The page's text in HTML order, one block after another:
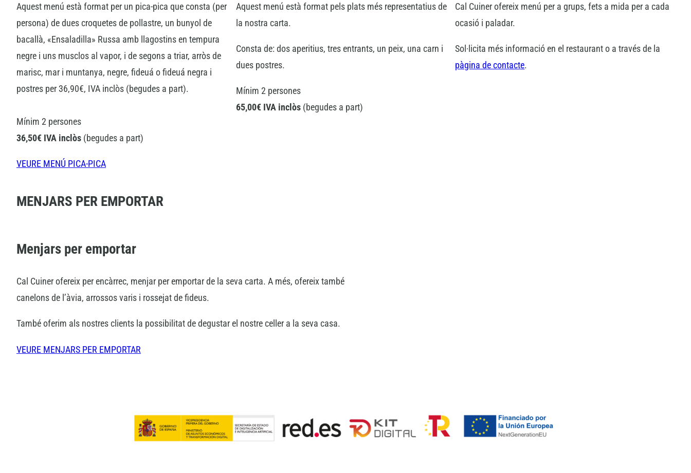
Aquest menú està format per un pica-pica que consta (per
persona) de dues croquetes de pollastre, un bunyol de
bacallà, «Ensaladilla» Russa amb llagostins en tempura
negre i uns musclos al vapor, i de segons a triar, arròs de
marisc, mar i muntanya, negre, fideuá o fideuá negra i
postres per 36,90€, IVA inclòs (begudes a part).
Mínim 2 persones
36,50€ IVA inclòs (begudes a part)
VEURE MENÚ PICA-PICA
Aquest menú està format pels plats més representatius de
la nostra carta.
Consta de: dos aperitius, tres entrants, un peix, una carn i
dues postres.
Mínim 2 persones
65,00€ IVA inclòs (begudes a part)
Cal Cuiner ofereix menú per a grups, fets a mida per a cada
ocasió i paladar.
Sol·licita més informació en el restaurant o a través de la
pàgina de contacte.
MENJARS PER EMPORTAR
Menjars per emportar
Cal Cuiner ofereix per encàrrec, menjar per emportar de la seva carta. A més, ofereix també
canelons de l’àvia, arrossos varis i rossejat de fideus.
També oferim als nostres clients la possibilitat de degustar el nostre celler a la seva casa.
VEURE MENJARS PER EMPORTAR